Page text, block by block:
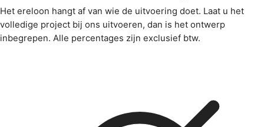
Het ereloon hangt af van wie de uitvoering doet. Laat u het
volledige project bij ons uitvoeren, dan is het ontwerp
inbegrepen. Alle percentages zijn exclusief btw.